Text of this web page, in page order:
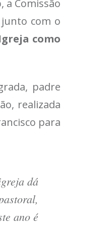
a Comissão
junto com o
como
padre
realizada
para
dá
ano é